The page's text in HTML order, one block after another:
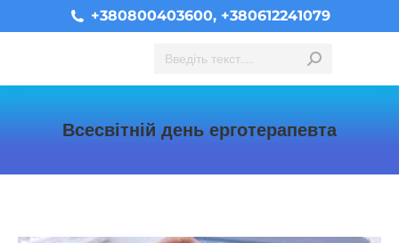
+380800403600, +380612241079
Search:
Всесвітній день ерготерапевта